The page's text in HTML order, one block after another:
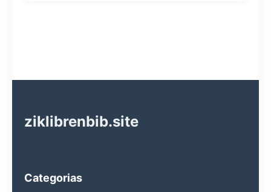
ziklibrenbib.site
Categorias